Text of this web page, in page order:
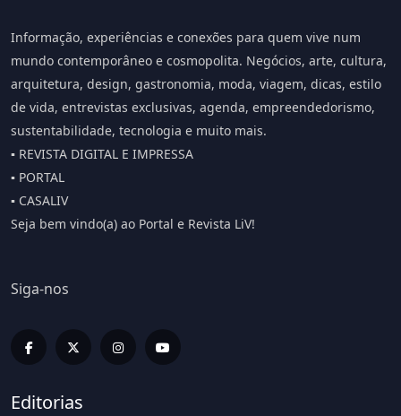
Informação, experiências e conexões para quem vive num
mundo contemporâneo e cosmopolita. Negócios, arte, cultura,
arquitetura, design, gastronomia, moda, viagem, dicas, estilo
de vida, entrevistas exclusivas, agenda, empreendedorismo,
sustentabilidade, tecnologia e muito mais.
▪️ REVISTA DIGITAL E IMPRESSA
▪️ PORTAL
▪️ CASALIV
Seja bem vindo(a) ao Portal e Revista LiV!
Siga-nos
Editorias